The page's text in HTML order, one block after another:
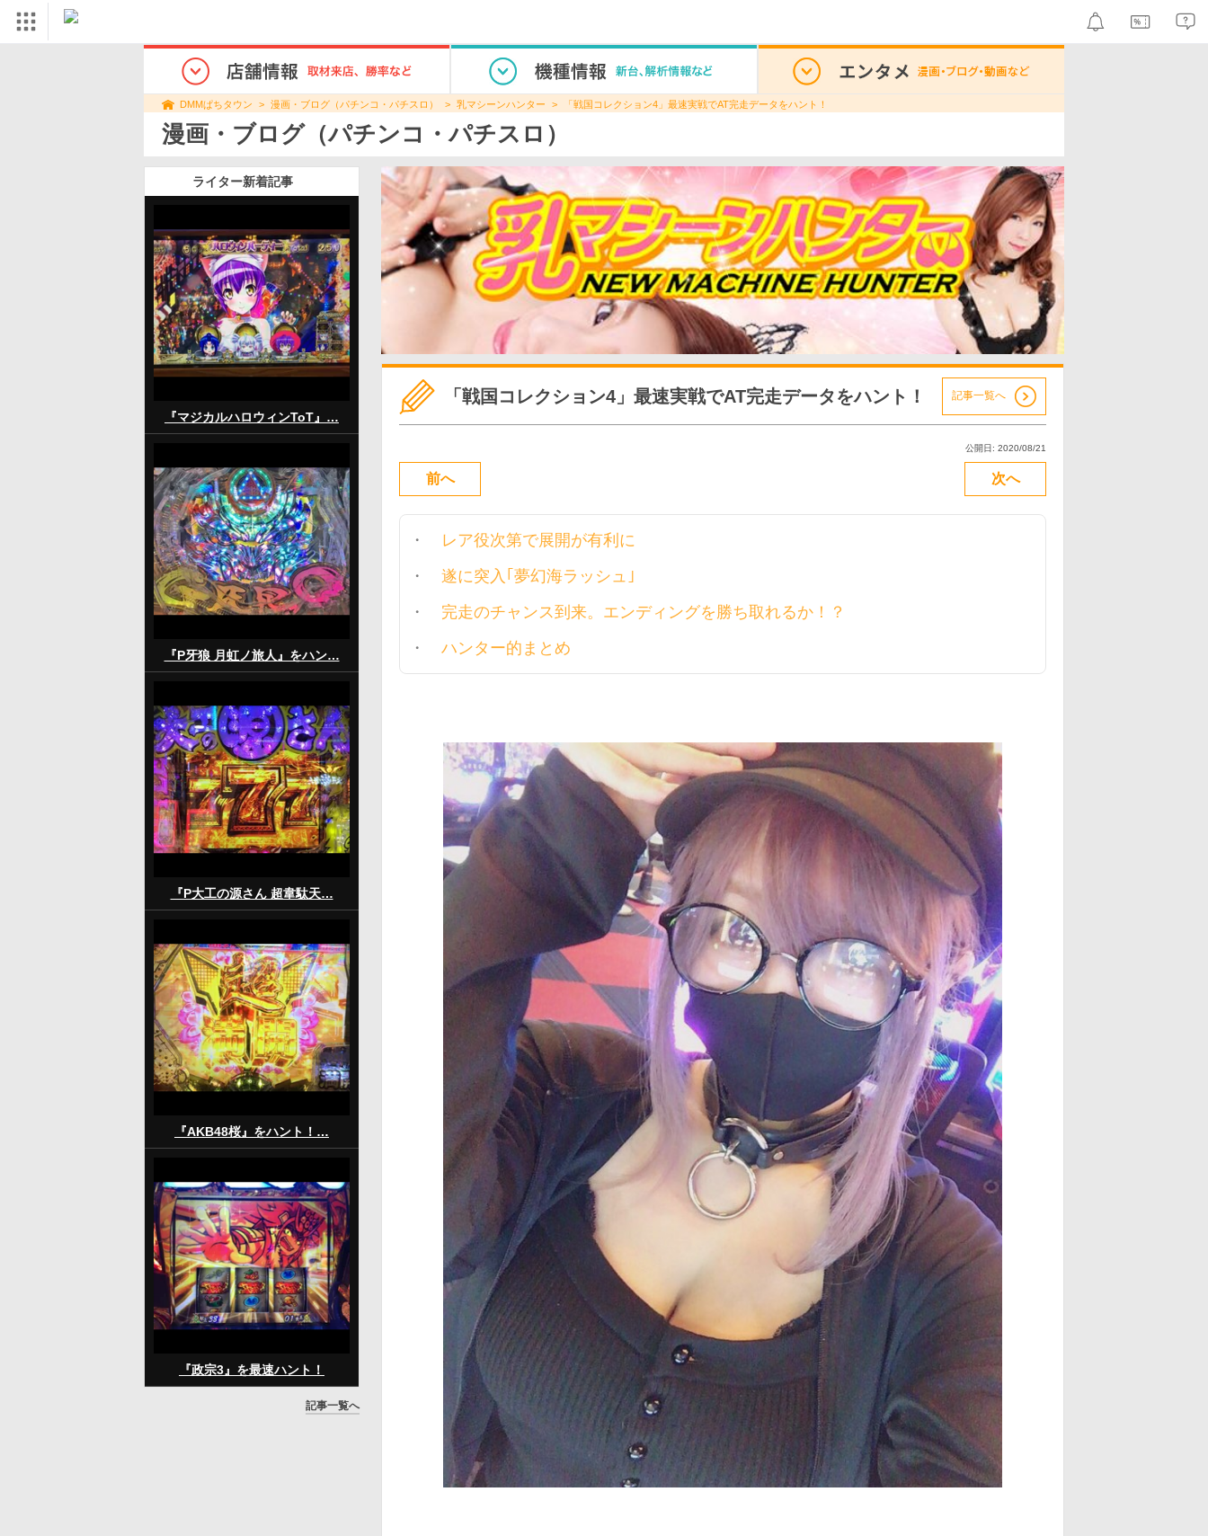
DMMぱちタウン 漫画・ブログ（パチンコ・パチスロ） 乳マシーンハンター 「戦国コレクション4」最速実戦でAT完走データをハント！
漫画・ブログ（パチンコ・パチスロ）
ライター新着記事
『マジカルハロウィンToT』…
『P牙狼 月虹ノ旅人』をハン…
『P大工の源さん 超韋駄天…
『AKB48桜』をハント！…
『政宗3』を最速ハント！
記事一覧へ
「戦国コレクション4」最速実戦でAT完走データをハント！ 記事一覧へ
公開日: 2020/08/21
前へ 次へ
レア役次第で展開が有利に
遂に突入｢夢幻海ラッシュ｣
完走のチャンス到来。エンディングを勝ち取れるか！？
ハンター的まとめ